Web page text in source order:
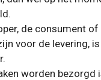
de consument
voor de levering,
worden bezorgd